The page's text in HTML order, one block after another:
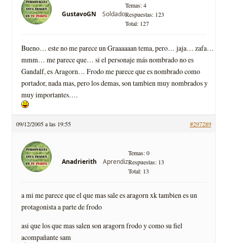
GustavoGN Soldado
Temas: 4
Respuestas: 123
Total: 127
Bueno… este no me parece un Graaaaaan tema, pero… jaja… zafa…
mmm… me parece que… si el personaje más nombrado no es
Gandalf, es Aragorn… Frodo me parece que es nombrado como
portador, nada mas, pero los demas, son tambien muy nombrados y
muy importantes….
09/12/2005 a las 19:55 #297289
Anadrierith Aprendiz
Temas: 0
Respuestas: 13
Total: 13
a mi me parece que el que mas sale es aragorn xk tambien es un
protagonista a parte de frodo
asi que los que mas salen son aragorn frodo y como su fiel
acompañante sam